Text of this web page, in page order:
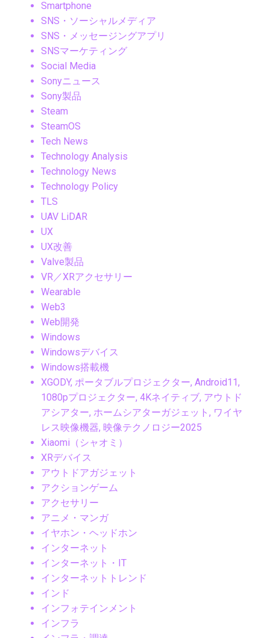
Smartphone
SNS・ソーシャルメディア
SNS・メッセージングアプリ
SNSマーケティング
Social Media
Sonyニュース
Sony製品
Steam
SteamOS
Tech News
Technology Analysis
Technology News
Technology Policy
TLS
UAV LiDAR
UX
UX改善
Valve製品
VR／XRアクセサリー
Wearable
Web3
Web開発
Windows
Windowsデバイス
Windows搭載機
XGODY, ポータブルプロジェクター, Android11,
1080pプロジェクター, 4Kネイティブ, アウトド
アシアター, ホームシアターガジェット, ワイヤ
レス映像機器, 映像テクノロジー2025
Xiaomi（シャオミ）
XRデバイス
アウトドアガジェット
アクションゲーム
アクセサリー
アニメ・マンガ
イヤホン・ヘッドホン
インターネット
インターネット・IT
インターネットトレンド
インド
インフォテインメント
インフラ